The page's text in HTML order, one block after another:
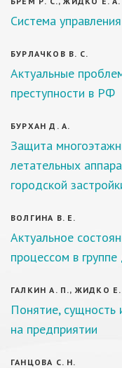
Система
БУРЛАЧКОВ В. С.
Актуальные
преступности в РФ
БУРХАН Д. А.
Защита
летательных
городской
ВОЛГИНА В. Е.
Актуальное
процессом в
ГАЛКИН А. П., ЖИДКО Е.
Понятие,
на предприятии
ГАНЦОВА С. Н.